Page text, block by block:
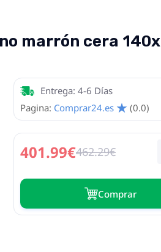
marrón cera
Entrega: 4-6 Días
Pagina: Comprar24.es (0.0)
401.99€462.29€
Сomprar